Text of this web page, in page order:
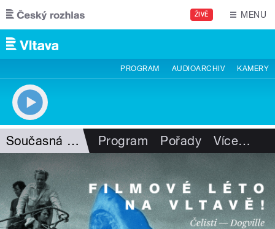
Přejít k hlavnímu obsahu
ŽIVĚ MENU
PROGRAM AUDIOARCHIV KAMERY
Současná povídka Program Pořady Více…